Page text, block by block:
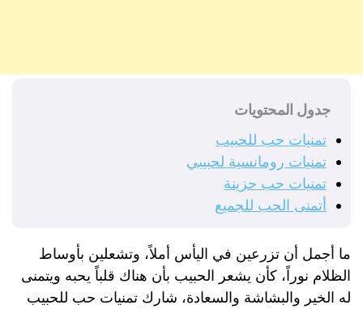
جدول المحتويات
تمنيات حب للحبيب
تمنيات رومانسية لحبيبي
تمنيات حب حزينة
أتمنى الحب للجميع
ما أجمل أن تزرعين في اليأس أملاً، وتشعلين بأوساط
الظلام نوراً، كأن يشعر الحبيب بأن هناك قلباً يحبه ويتمنى
له الخير والبشاشة والسعادة، شارك تمنيات حب للحبيب